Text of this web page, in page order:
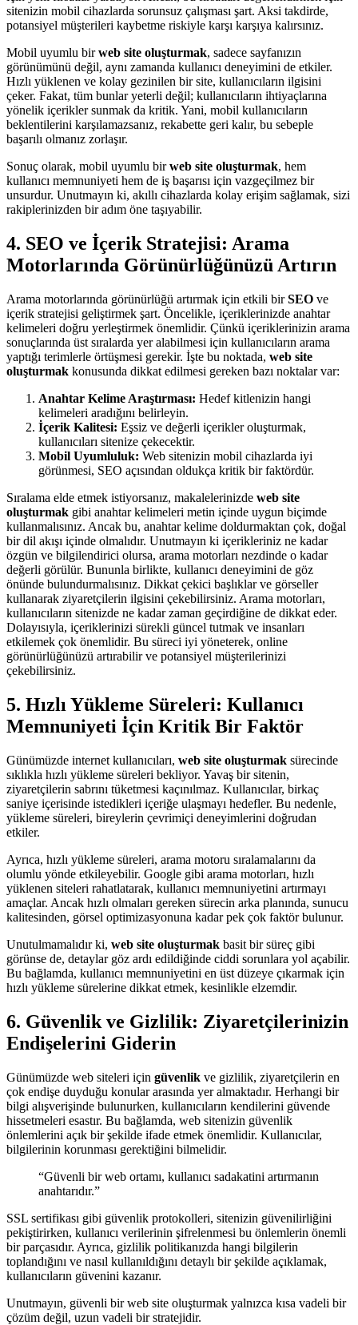
sitenizin mobil cihazlarda sorunsuz çalışması şart. Aksi takdirde,
potansiyel müşterileri kaybetme riskiyle karşı karşıya kalırsınız.
Mobil uyumlu birweb site oluşturmak, sadece sayfanızın
görünümünü değil, aynı zamanda kullanıcı deneyimini de etkiler.
Hızlı yüklenen ve kolay gezinilen bir site, kullanıcıların ilgisini
çeker. Fakat, tüm bunlar yeterli değil; kullanıcıların ihtiyaçlarına
yönelik içerikler sunmak da kritik. Yani, mobil kullanıcıların
beklentilerini karşılamazsanız, rekabette geri kalır, bu sebeple
başarılı olmanız zorlaşır.
Sonuç olarak, mobil uyumlu birweb site oluşturmak, hem
kullanıcı memnuniyeti hem de iş başarısı için vazgeçilmez bir
unsurdur. Unutmayın ki, akıllı cihazlarda kolay erişim sağlamak, sizi
rakiplerinizden bir adım öne taşıyabilir.
4. SEO ve İçerik Stratejisi: Arama
Motorlarında Görünürlüğünüzü Artırın
Arama motorlarında görünürlüğü artırmak için etkili birSEO ve
içerik stratejisi geliştirmek şart. Öncelikle, içeriklerinizde anahtar
kelimeleri doğru yerleştirmek önemlidir. Çünkü içeriklerinizin arama
sonuçlarında üst sıralarda yer alabilmesi için kullanıcıların arama
yaptığı terimlerle örtüşmesi gerekir. İşte bu noktada, web site
oluşturmak konusunda dikkat edilmesi gereken bazı noktalar var:
Anahtar Kelime Araştırması: Hedef kitlenizin hangi
kelimeleri aradığını belirleyin.
İçerik Kalitesi: Eşsiz ve değerli içerikler oluşturmak,
kullanıcıları sitenize çekecektir.
Mobil Uyumluluk: Web sitenizin mobil cihazlarda iyi
görünmesi, SEO açısından oldukça kritik bir faktördür.
Sıralama elde etmek istiyorsanız, makalelerinizde web site
oluşturmak gibi anahtar kelimeleri metin içinde uygun biçimde
kullanmalısınız. Ancak bu, anahtar kelime doldurmaktan çok, doğal
bir dil akışı içinde olmalıdır. Unutmayın ki içerikleriniz ne kadar
özgün ve bilgilendirici olursa, arama motorları nezdinde o kadar
değerli görülür. Bununla birlikte, kullanıcı deneyimini de göz
önünde bulundurmalısınız. Dikkat çekici başlıklar ve görseller
kullanarak ziyaretçilerin ilgisini çekebilirsiniz. Arama motorları,
kullanıcıların sitenizde ne kadar zaman geçirdiğine de dikkat eder.
Dolayısıyla, içeriklerinizi sürekli güncel tutmak ve insanları
etkilemek çok önemlidir. Bu süreci iyi yöneterek, online
görünürlüğünüzü artırabilir ve potansiyel müşterilerinizi
çekebilirsiniz.
5. Hızlı Yükleme Süreleri: Kullanıcı
Memnuniyeti İçin Kritik Bir Faktör
Günümüzde internet kullanıcıları, web site oluşturmak sürecinde
sıklıkla hızlı yükleme süreleri bekliyor. Yavaş bir sitenin,
ziyaretçilerin sabrını tüketmesi kaçınılmaz. Kullanıcılar, birkaç
saniye içerisinde istedikleri içeriğe ulaşmayı hedefler. Bu nedenle,
yükleme süreleri, bireylerin çevrimiçi deneyimlerini doğrudan
etkiler.
Ayrıca, hızlı yükleme süreleri, arama motoru sıralamalarını da
olumlu yönde etkileyebilir. Google gibi arama motorları, hızlı
yüklenen siteleri rahatlatarak, kullanıcı memnuniyetini artırmayı
amaçlar. Ancak hızlı olmaları gereken sürecin arka planında, sunucu
kalitesinden, görsel optimizasyonuna kadar pek çok faktör bulunur.
Unutulmamalıdır ki, web site oluşturmak basit bir süreç gibi
görünse de, detaylar göz ardı edildiğinde ciddi sorunlara yol açabilir.
Bu bağlamda, kullanıcı memnuniyetini en üst düzeye çıkarmak için
hızlı yükleme sürelerine dikkat etmek, kesinlikle elzemdir.
6. Güvenlik ve Gizlilik: Ziyaretçilerinizin
Endişelerini Giderin
Günümüzde web siteleri için güvenlik ve gizlilik, ziyaretçilerin en
çok endişe duyduğu konular arasında yer almaktadır. Herhangi bir
bilgi alışverişinde bulunurken, kullanıcıların kendilerini güvende
hissetmeleri esastır. Bu bağlamda, web sitenizin güvenlik
önlemlerini açık bir şekilde ifade etmek önemlidir. Kullanıcılar,
bilgilerinin korunması gerektiğini bilmelidir.
“Güvenli bir web ortamı, kullanıcı sadakatini artırmanın
anahtarıdır.”
SSL sertifikası gibi güvenlik protokolleri, sitenizin güvenilirliğini
pekiştirirken, kullanıcı verilerinin şifrelenmesi bu önlemlerin önemli
bir parçasıdır. Ayrıca, gizlilik politikanızda hangi bilgilerin
toplandığını ve nasıl kullanıldığını detaylı bir şekilde açıklamak,
kullanıcıların güvenini kazanır.
Unutmayın, güvenli bir web site oluşturmak yalnızca kısa vadeli bir
çözüm değil, uzun vadeli bir stratejidir.